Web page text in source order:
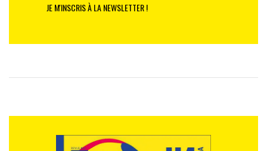
JE M'INSCRIS À LA NEWSLETTER !